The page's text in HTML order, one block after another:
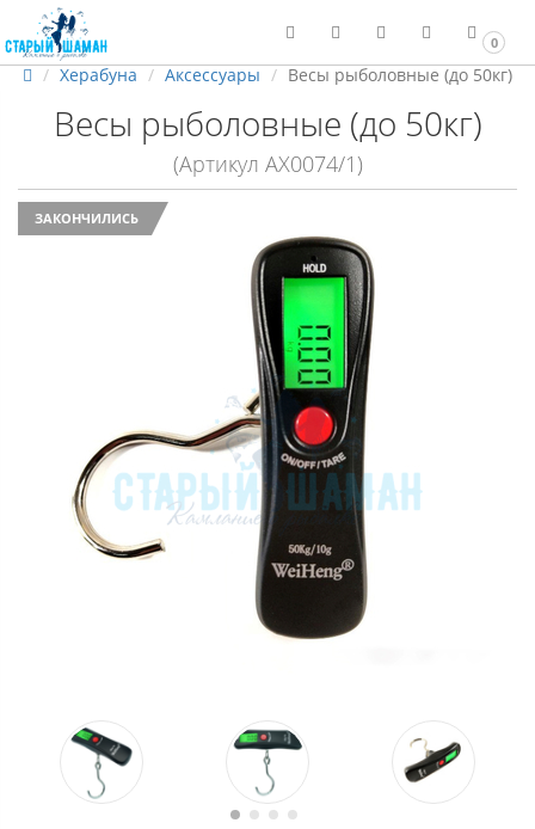
0
Херабуна Аксессуары Весы рыболовные (до 50кг)
Весы рыболовные (до 50кг)
(Артикул АХ0074/1)
ЗАКОНЧИЛИСЬ